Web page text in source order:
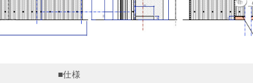
■仕様